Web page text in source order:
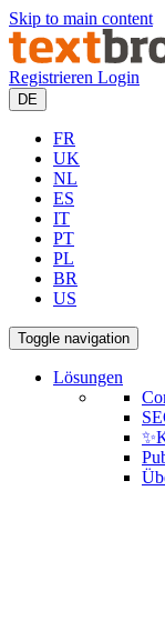
Skip to main content
Registrieren Login
DE
FR
UK
NL
ES
IT
PT
PL
BR
US
Toggle navigation
Lösungen